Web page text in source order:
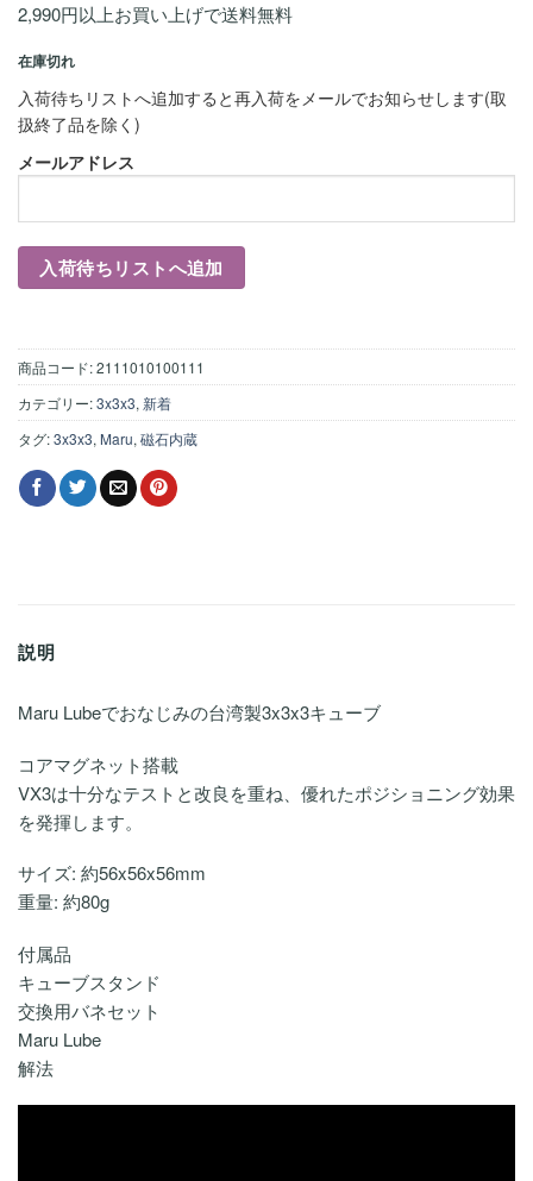
2,990円以上お買い上げで送料無料
在庫切れ
入荷待ちリストへ追加すると再入荷をメールでお知らせします(取
扱終了品を除く)
メールアドレス
商品コード:2111010100111
カテゴリー:3x3x3, 新着
タグ:3x3x3, Maru, 磁石内蔵
説明
Maru Lubeでおなじみの台湾製3x3x3キューブ
コアマグネット搭載
VX3は十分なテストと改良を重ね、優れたポジショニング効果
を発揮します。
サイズ: 約56x56x56mm
重量: 約80g
付属品
キューブスタンド
交換用バネセット
Maru Lube
解法